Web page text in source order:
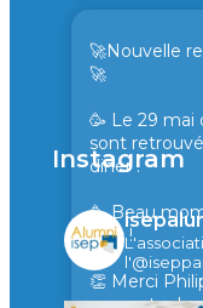
🚀Nouvelle
🚀
🥳 Le 29 mai
sont
diner !
🥳 Beau
rires !
👏 Merci
Instagram